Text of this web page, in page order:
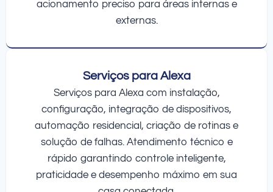
acionamento preciso para áreas internas e
externas.
Serviços para Alexa
Serviços para Alexa com instalação,
configuração, integração de dispositivos,
automação residencial, criação de rotinas e
solução de falhas. Atendimento técnico e
rápido garantindo controle inteligente,
praticidade e desempenho máximo em sua